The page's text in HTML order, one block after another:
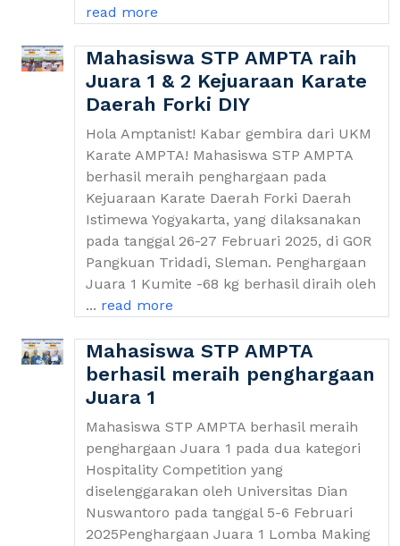
read more
Mahasiswa STP AMPTA raih
Juara 1 & 2 Kejuaraan Karate
Daerah Forki DIY
Hola Amptanist! Kabar gembira dari UKM
Karate AMPTA! Mahasiswa STP AMPTA
berhasil meraih penghargaan pada
Kejuaraan Karate Daerah Forki Daerah
Istimewa Yogyakarta, yang dilaksanakan
pada tanggal 26-27 Februari 2025, di GOR
Pangkuan Tridadi, Sleman. Penghargaan
Juara 1 Kumite -68 kg berhasil diraih oleh
... read more
Mahasiswa STP AMPTA
berhasil meraih penghargaan
Juara 1
Mahasiswa STP AMPTA berhasil meraih
penghargaan Juara 1 pada dua kategori
Hospitality Competition yang
diselenggarakan oleh Universitas Dian
Nuswantoro pada tanggal 5-6 Februari
2025Penghargaan Juara 1 Lomba Making